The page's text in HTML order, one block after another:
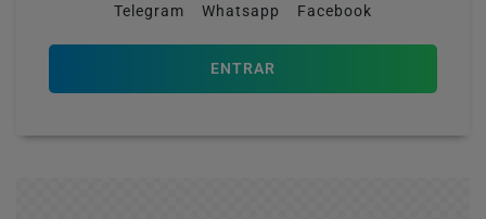
Telegram Whatsapp Facebook
ENTRAR